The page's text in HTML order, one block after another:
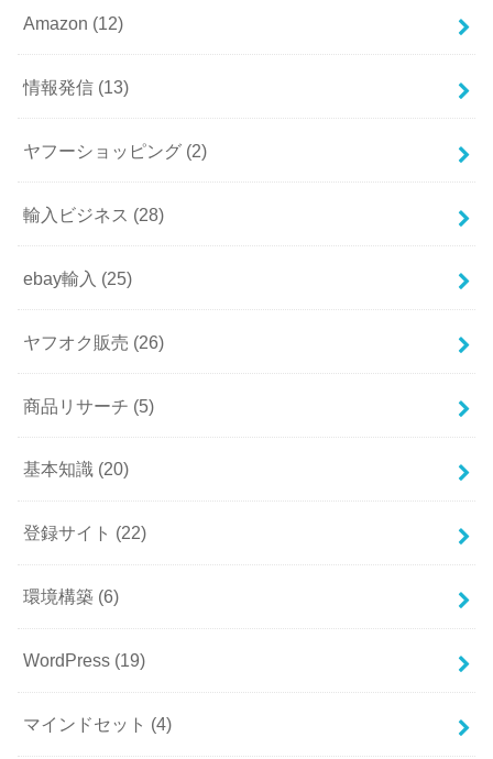
Amazon (12)
情報発信 (13)
ヤフーショッピング (2)
輸入ビジネス (28)
ebay輸入 (25)
ヤフオク販売 (26)
商品リサーチ (5)
基本知識 (20)
登録サイト (22)
環境構築 (6)
WordPress (19)
マインドセット (4)